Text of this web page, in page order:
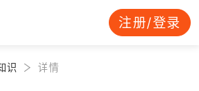
注册/登录
识 详情